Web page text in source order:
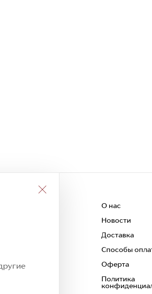
и
О нас
Новости
Доставка
Способы
Оферта
Политика